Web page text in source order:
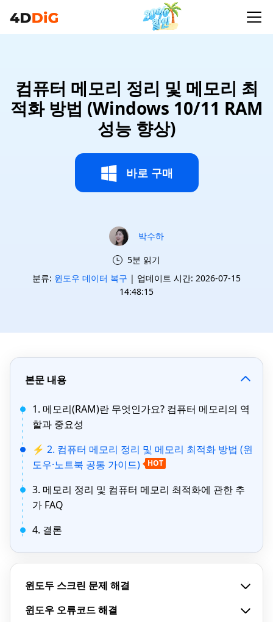
컴퓨터 메모리 정리 및 메모리 최
적화 방법 (Windows 10/11 RAM
성능 향상)
바로 구매
박수하
5분 읽기
분류: 윈도우 데이터 복구 | 업데이트 시간: 2026-07-15
14:48:15
본문 내용
1. 메모리(RAM)란 무엇인가요? 컴퓨터 메모리의 역
할과 중요성
⚡ 2. 컴퓨터 메모리 정리 및 메모리 최적화 방법 (윈
도우·노트북 공통 가이드)
HOT
3. 메모리 정리 및 컴퓨터 메모리 최적화에 관한 추
가 FAQ
4. 결론
윈도두 스크린 문제 해결
윈도우 오류코드 해결